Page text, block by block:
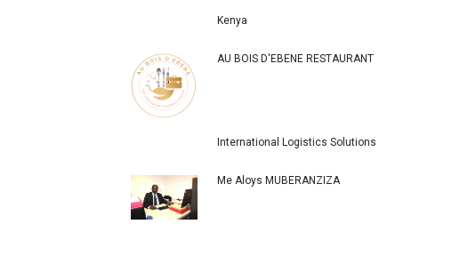
Kenya
AU BOIS D'EBENE RESTAURANT
International Logistics Solutions
Me Aloys MUBERANZIZA